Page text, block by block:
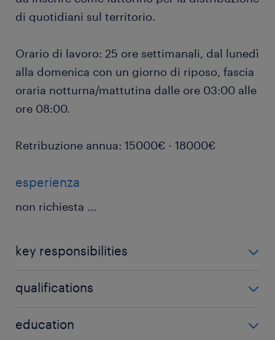
di quotidiani sul territorio.
Orario di lavoro: 25 ore settimanali, dal lunedì
alla domenica con un giorno di riposo, fascia
oraria notturna/mattutina dalle ore 03:00 alle
ore 08:00.
Retribuzione annua: 15000€ - 18000€
esperienza
non richiesta ...
key responsibilities
Di cosa ti occuperai?
garantire la distribuzione e puntuale dei quotidiani.
Le tue attività quotidiane comprenderanno:
qualifications
education